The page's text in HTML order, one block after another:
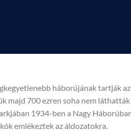
háborújának tartják
majd 700 ezren soha nem
1934-ben a Nagy
emlékeztek az áldozatokra.